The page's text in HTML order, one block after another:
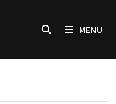
MENU